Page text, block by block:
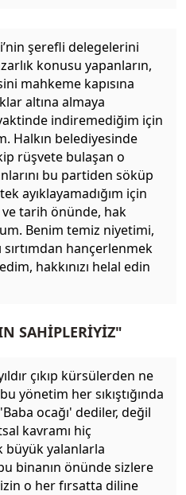
şerefli delegelerini
konusu yapanların,
mahkeme kapısına
altına almaya
indiremediğim için
Halkın belediyesinde
rüşvete bulaşan o
bu partiden söküp
ayıklayamadığım için
tarih önünde, hak
Benim temiz niyetimi,
hançerlenmek
hakkınızı helal edin
SAHİPLERİYİZ"
çıkıp kürsülerden ne
yönetim her sıkıştığında
'Baba ocağı' dediler, değil
kavramı hiç
büyük yalanlarla
binanın önünde sizlere
o her fırsatta diline